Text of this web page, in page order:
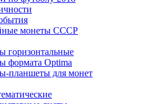
монеты СССР
горизонтальные
формата Optima
планшеты для монет